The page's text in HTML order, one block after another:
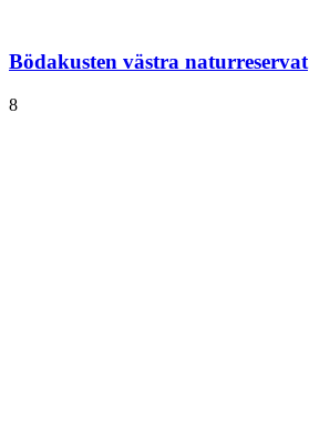
Bödakusten västra naturreservat
8